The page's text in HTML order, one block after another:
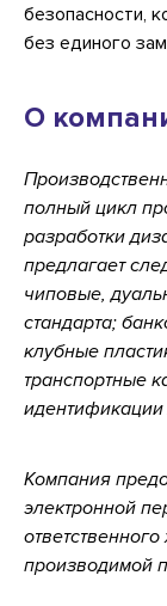
безопасности,
без единого
О
полный цикл
разработки
предлагает
чиповые,
стандарта;
клубные
транспортные
идентификации
Компания
электронной
производимой